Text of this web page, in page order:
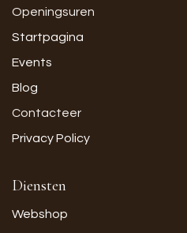
Openingsuren
Startpagina
Events
Blog
Contacteer
Privacy Policy
Diensten
Webshop